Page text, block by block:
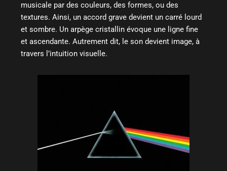
musicale par des couleurs, des formes, ou des
textures. Ainsi, un accord grave devient un carré lourd
et sombre. Un arpège cristallin évoque une ligne fine
et ascendante. Autrement dit, le son devient image, à
travers l’intuition visuelle.